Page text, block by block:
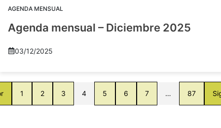
AGENDA MENSUAL
Agenda mensual – Diciembre 2025
03/12/2025
1 2 3 4 5 6 7 … 87